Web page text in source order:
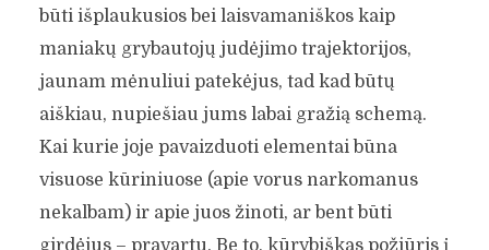
būti išplaukusios bei laisvamaniškos kaip
maniakų grybautojų judėjimo trajektorijos,
jaunam mėnuliui patekėjus, tad kad būtų
aiškiau, nupiešiau jums labai gražią schemą.
Kai kurie joje pavaizduoti elementai būna
visuose kūriniuose (apie vorus narkomanus
nekalbam) ir apie juos žinoti, ar bent būti
girdėjus – pravartu. Be to, kūrybiškas požiūris į